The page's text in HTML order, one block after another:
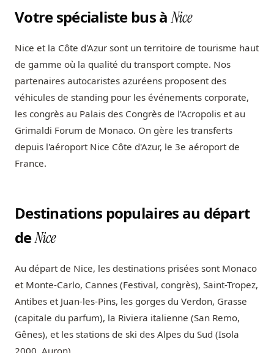
Votre spécialiste bus àNice
Nice et la Côte d'Azur sont un territoire de tourisme haut
de gamme où la qualité du transport compte. Nos
partenaires autocaristes azuréens proposent des
véhicules de standing pour les événements corporate,
les congrès au Palais des Congrès de l'Acropolis et au
Grimaldi Forum de Monaco. On gère les transferts
depuis l'aéroport Nice Côte d'Azur, le 3e aéroport de
France.
Destinations populaires au départ
deNice
Au départ de Nice, les destinations prisées sont Monaco
et Monte-Carlo, Cannes (Festival, congrès), Saint-Tropez,
Antibes et Juan-les-Pins, les gorges du Verdon, Grasse
(capitale du parfum), la Riviera italienne (San Remo,
Gênes), et les stations de ski des Alpes du Sud (Isola
2000, Auron).